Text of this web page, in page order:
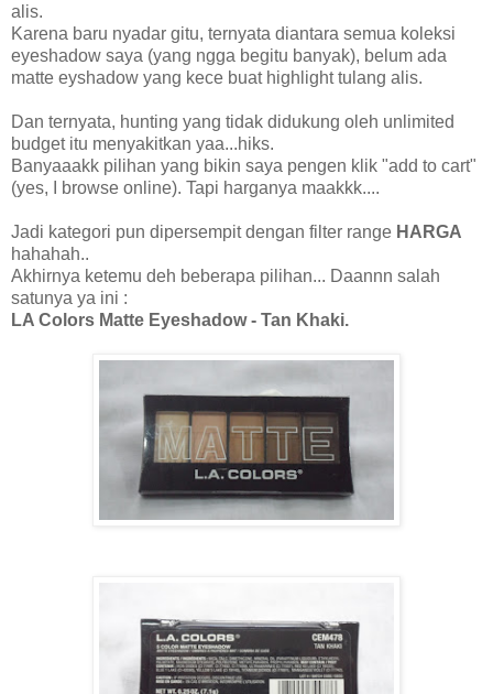
alis.
Karena baru nyadar gitu, ternyata diantara semua koleksi
eyeshadow saya (yang ngga begitu banyak), belum ada
matte eyshadow yang kece buat highlight tulang alis.
Dan ternyata, hunting yang tidak didukung oleh unlimited
budget itu menyakitkan yaa...hiks.
Banyaaakk pilihan yang bikin saya pengen klik "add to cart"
(yes, I browse online). Tapi harganya maakkk....
Jadi kategori pun dipersempit dengan filter range HARGA
hahahah..
Akhirnya ketemu deh beberapa pilihan... Daannn salah
satunya ya ini :
LA Colors Matte Eyeshadow - Tan Khaki.